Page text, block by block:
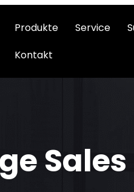
Produkte Service
Kontakt